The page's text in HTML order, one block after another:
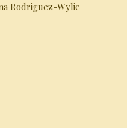
Rodriguez-Wylie